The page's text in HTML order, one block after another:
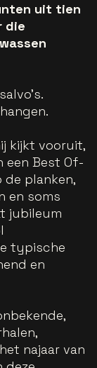
uit tien
die
hangen.
kijkt vooruit,
een Best Of-
planken,
en soms
jubileum
typische
en
najaar van